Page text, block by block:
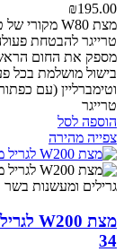
₪195.00
מצת W80 מקורי של טרייגר - להתנעה מושלמת!
טרייגר להבטחת
מספק את החום
בישול מושלמת בכל
וטימברליין (עם
טרייגר
הוספה לסל
צפייה מהירה
34